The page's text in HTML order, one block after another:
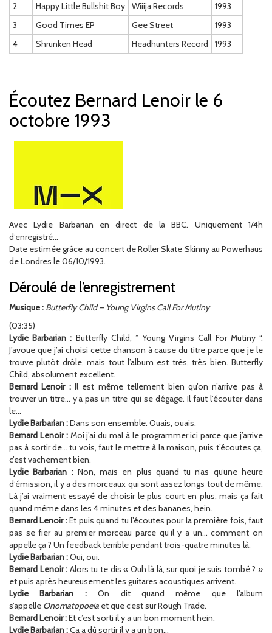
2
Happy Little Bullshit Boy Wiiija Records
1993
3
Good Times EP Gee Street
1993
4
Shrunken Head Headhunters Record 1993
Écoutez Bernard Lenoir le 6
octobre 1993
Avec Lydie Barbarian en direct de la BBC. Uniquement 1/4h
d’enregistré…
Date estimée grâce au concert de Roller Skate Skinny au Powerhaus
de Londres le 06/10/1993.
Déroulé de l’enregistrement
Musique : Butterfly Child – Young Virgins Call For Mutiny
(03:35)
Lydie Barbarian : Butterfly Child, ” Young Virgins Call For Mutiny “.
J’avoue que j’ai choisi cette chanson à cause du titre parce que je le
trouve plutôt drôle, mais tout l’album est très, très bien. Butterfly
Child, absolument excellent.
Bernard Lenoir :Il est même tellement bien qu’on n’arrive pas à
trouver un titre… y’a pas un titre qui se dégage. Il faut l’écouter dans
le…
Lydie Barbarian :Dans son ensemble. Ouais, ouais.
Bernard Lenoir :Moi j’ai du mal à le programmer ici parce que j’arrive
pas à sortir de… tu vois, faut le mettre à la maison, puis t’écoutes ça,
c’est vachement bien.
Lydie Barbarian :Non, mais en plus quand tu n’as qu’une heure
d’émission, il y a des morceaux qui sont assez longs tout de même.
Là j’ai vraiment essayé de choisir le plus court en plus, mais ça fait
quand même dans les 4 minutes et des bananes, hein.
Bernard Lenoir :Et puis quand tu l’écoutes pour la première fois, faut
pas se fier au premier morceau parce qu’il y a un… comment on
appelle ça ? Un feedback terrible pendant trois-quatre minutes là.
Lydie Barbarian :Oui, oui.
Bernard Lenoir : Alors tu te dis « Ouh là là, sur quoi je suis tombé ? »
et puis après heureusement les guitares acoustiques arrivent.
Lydie Barbarian :On dit quand même que l’album
s’appelle Onomatopoeia et que c’est sur Rough Trade.
Bernard Lenoir :Et c’est sorti il y a un bon moment hein.
Lydie Barbarian :Ça a dû sortir il y a un bon…